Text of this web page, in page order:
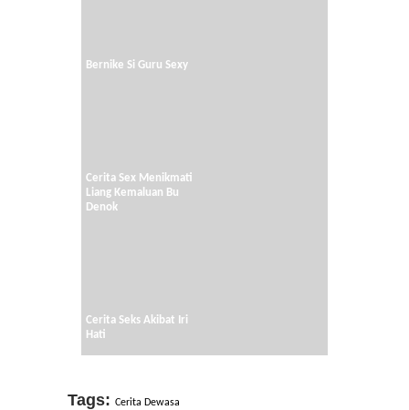
Bernike Si Guru Sexy
Cerita Sex Menikmati
Liang Kemaluan Bu
Denok
Cerita Seks Akibat Iri
Hati
Tags: Cerita Dewasa